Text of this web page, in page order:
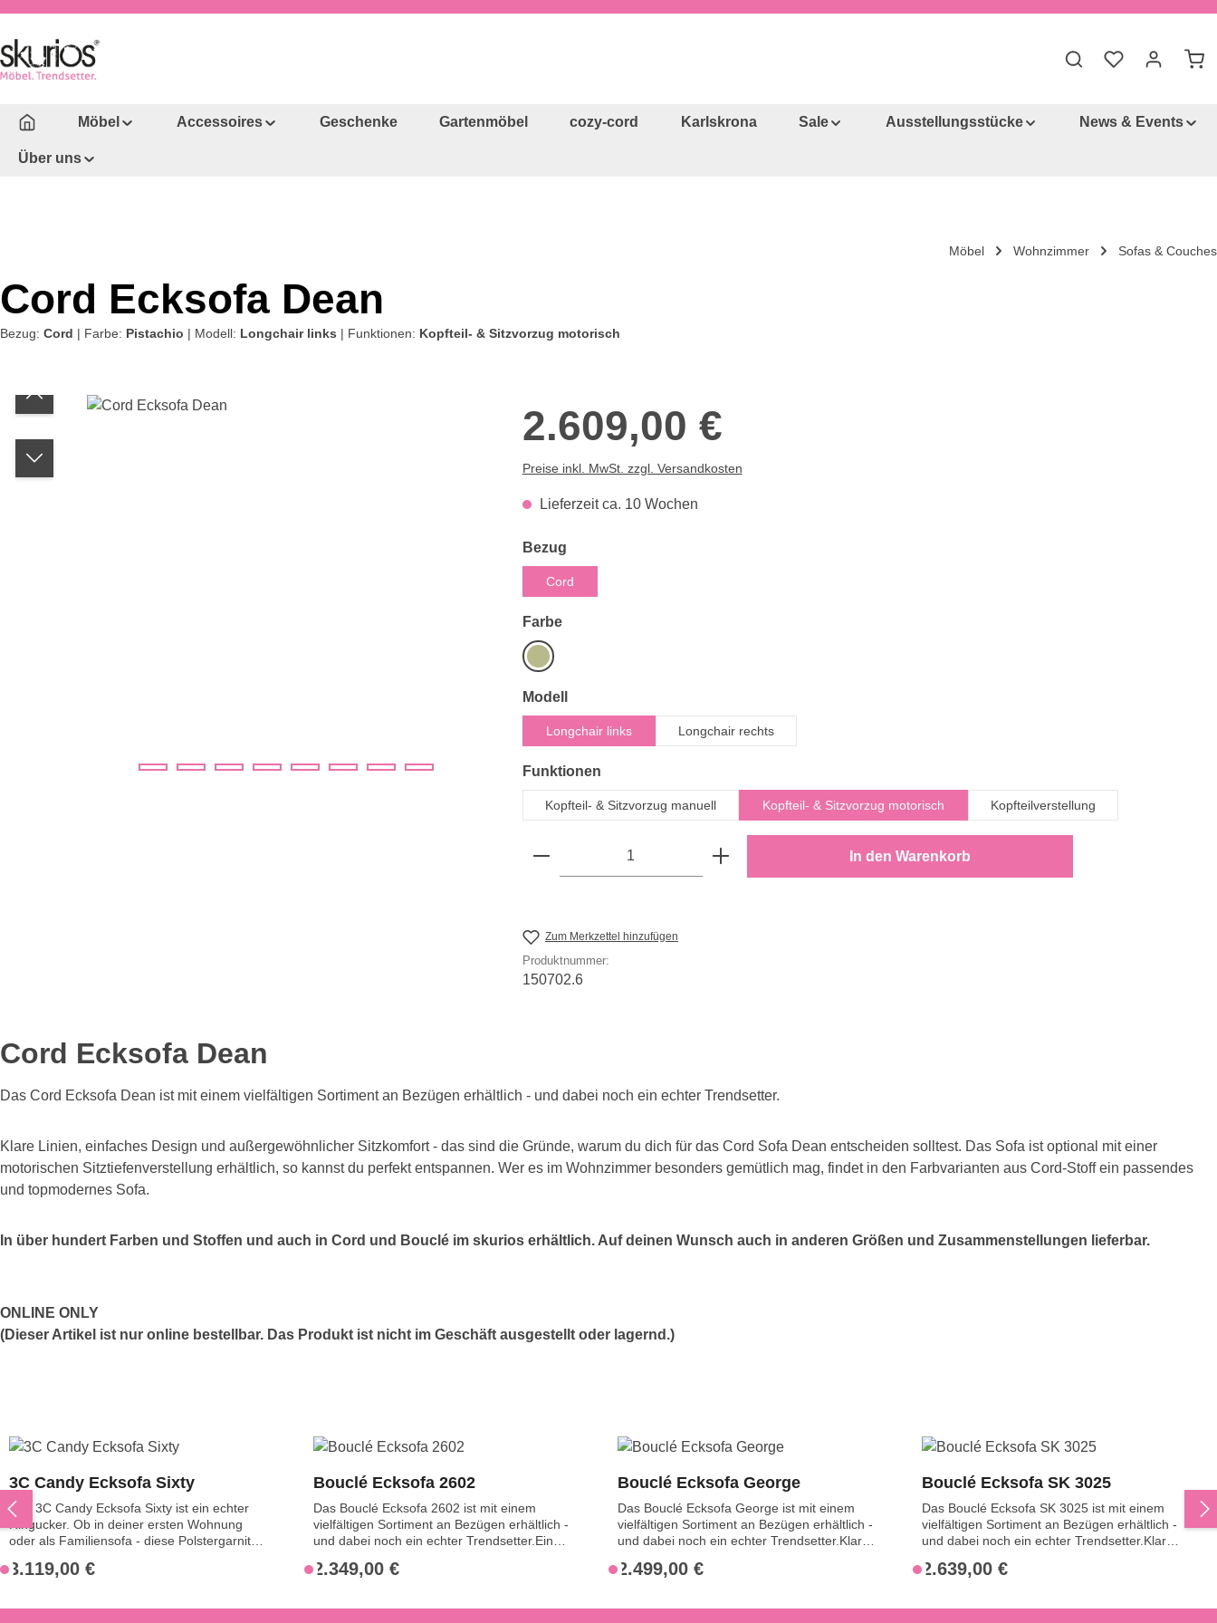
Möbel Accessoires Geschenke Gartenmöbel cozy-cord Karlskrona Sale Ausstellungsstücke News & Events
Über uns
Möbel Wohnzimmer Sofas & Couches
Cord Ecksofa Dean
Bezug: Cord | Farbe: Pistachio | Modell: Longchair links | Funktionen: Kopfteil- & Sitzvorzug motorisch
Bildergalerie überspringen 2.609,00 €
Preise inkl. MwSt. zzgl. Versandkosten
Lieferzeit ca. 10 Wochen
Bezugauswählen
Cord
Farbeauswählen
Pistachio
Modell auswählen
Longchair links Longchair rechts
Funktionenauswählen
Kopfteil- & Sitzvorzug manuell Kopfteil- & Sitzvorzug motorisch Kopfteilverstellung
Produkt Anzahl: Gib den gewünschten Wert ein oder benutze die
In den Warenkorb
Zum Merkzettel hinzufügen
Produktnummer:
150702.6
Cord Ecksofa Dean
Das Cord Ecksofa Dean ist mit einem vielfältigen Sortiment an Bezügen erhältlich - und dabei noch ein echter Trendsetter.
Klare Linien, einfaches Design und außergewöhnlicher Sitzkomfort - das sind die Gründe, warum du dich für das Cord Sofa Dean entscheiden solltest. Das Sofa ist optional mit einer
motorischen Sitztiefenverstellung erhältlich, so kannst du perfekt entspannen. Wer es im Wohnzimmer besonders gemütlich mag, findet in den Farbvarianten aus Cord-Stoff ein passendes
und topmodernes Sofa.
In über hundert Farben und Stoffen und auch in Cord und Bouclé im skurios erhältlich. Auf deinen Wunsch auch in anderen Größen und Zusammenstellungen lieferbar.
ONLINE ONLY
(Dieser Artikel ist nur online bestellbar. Das Produkt ist nicht im Geschäft ausgestellt oder lagernd.)
Produktgalerie überspringen
3C Candy Ecksofa Sixty
Das 3C Candy Ecksofa Sixty ist ein echter
Hingucker. Ob in deiner ersten Wohnung
oder als Familiensofa - diese Polstergarnitur
Design als auch mit einem angenehmen
Schaumstoffpolsterung. Du möchtest Candy
Regulärer Preis:
V
r
3.119,00 €
Bouclé Ecksofa 2602
Das Bouclé Ecksofa 2602 ist mit einem
vielfältigen Sortiment an Bezügen erhältlich -
und dabei noch ein echter Trendsetter.Eine
Ecksofa 2602. Die Maße variieren je
Diese ist nämlich klappbar und dadurch für
Regulärer Preis:
V
r
2.349,00 €
Bouclé Ecksofa George
Das Bouclé Ecksofa George ist mit einem
vielfältigen Sortiment an Bezügen erhältlich -
und dabei noch ein echter Trendsetter.Klare
außergewöhnlicher Sitzkomfort - das sind
George entscheiden solltest. Das Sofa ist
Regulärer Preis:
V
r
2.499,00 €
Bouclé Ecksofa SK 3025
Das Bouclé Ecksofa SK 3025 ist mit einem
vielfältigen Sortiment an Bezügen erhältlich -
und dabei noch ein echter Trendsetter.Klare
außergewöhnlicher Sitzkomfort - das sind
3025 entscheiden solltest. Wer es im
Regulärer Preis:
V
r
2.639,00 €